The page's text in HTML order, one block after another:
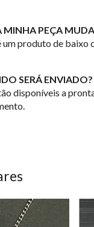
PEÇA
produto de baixo
SERÁ ENVIADO?
disponíveis a